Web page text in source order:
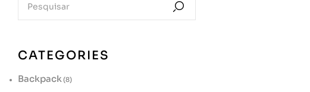
CATEGORIES
Backpack(8)